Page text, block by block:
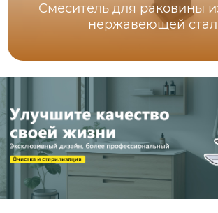
Смеситель для раковины
нержавеющей